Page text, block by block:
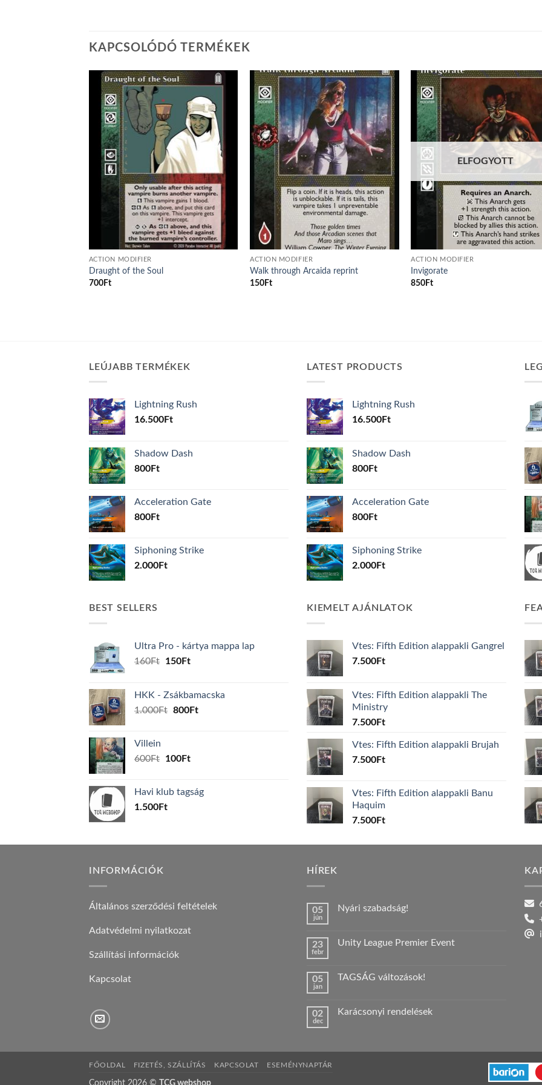
KAPCSOLÓDÓ TERMÉKEK
Add to
wishlist
ACTION MODIFIER
Draught of the Soul
700Ft
Add to
wishlist
ACTION MODIFIER
Walk through Arcaida reprint
150 Ft
Add
ELFOGYOTT
ACTION MODIFIER
Invigorate
850 Ft
LEÚJABB TERMÉKEK
Lightning Rush
16.500Ft
Shadow Dash
800Ft
Acceleration Gate
800Ft
Siphoning Strike
2.000Ft
LATEST PRODUCTS
Lightning Rush
16.500Ft
Shadow Dash
800Ft
Acceleration Gate
800Ft
Siphoning Strike
2.000Ft
BEST SELLERS
Ultra Pro - kártya mappa lap
160Ft
Original
160Ft.
150FtCurrent
150Ft.
HKK - Zsákbamacska
1.000Ft Original
800FtCurrent
Villein
600Ft
Original
600Ft.
100FtCurrent
100Ft.
Havi klub tagság
1.500Ft
KIEMELT AJÁNLATOK
Vtes: Fifth Edition alappakli Gangrel
7.500Ft
Vtes: Fifth Edition alappakli The
Ministry
7.500Ft
Vtes: Fifth Edition alappakli Brujah
7.500Ft
Vtes: Fifth Edition alappakli Banu
Haquim
7.500Ft
INFORMÁCIÓK
Általános szerződési feltételek
Adatvédelmi nyilatkozat
Szállítási információk
Kapcsolat
HÍREK
05
jún
Nyári szabadság!
Nyári
23
febr
Unity League Premier Event
Unity
bejegyzéshez
05
jan
TAGSÁG változások!
TAGSÁG
02
dec
Karácsonyi rendelések
FŐOLDAL FIZETÉS, SZÁLLÍTÁS KAPCSOLAT ESEMÉNYNAPTÁR
Copyright 2026 © TCG webshop